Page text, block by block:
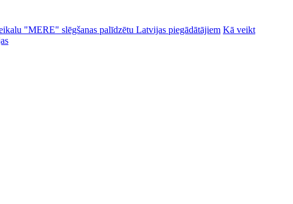
"MERE" slēgšanas palīdzētu Latvijas piegādātājiem Kā veikt